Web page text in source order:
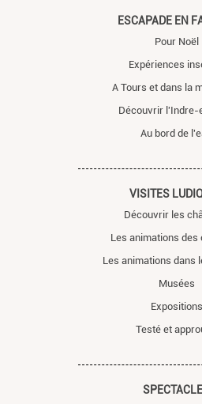
ESCAPADE EN
Pour Noël
Expériences
A Tours et dans la
Découvrir l'Indre-
Au bord de
VISITES
Découvrir les
Les animations des
Les animations dans
Musées
Expositions
Testé et